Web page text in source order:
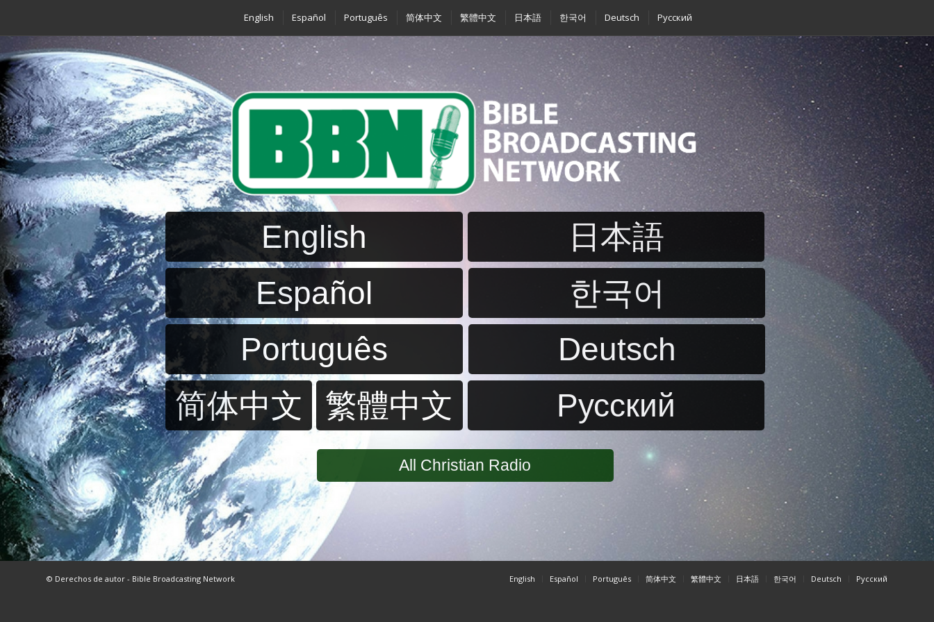
English Español Português 简体中文 繁體中文 日本語 한국어 Deutsch Pусский
English
Español
Português
简体中文
繁體中文
日本語
한국어
Deutsch
Pусский
All Christian Radio
© Derechos de autor - Bible Broadcasting Network English Español Português 简体中文 繁體中文 日本語 한국어 Deutsch Pусский